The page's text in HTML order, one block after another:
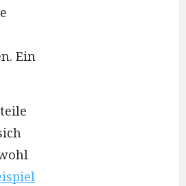
Ein